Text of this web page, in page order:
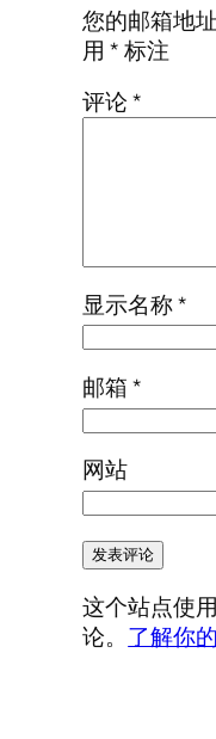
您的邮箱地
用*标注
评论*
显示名称*
邮箱*
网站
这个站点使
论。 了解你